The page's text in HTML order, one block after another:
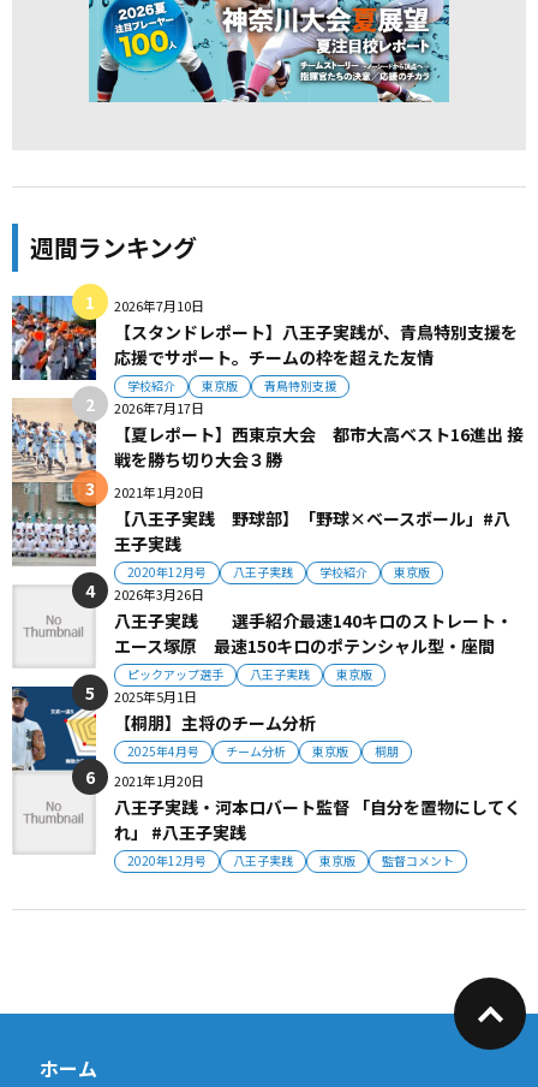
週間ランキング
2026年7月10日
【スタンドレポート】八王子実践が、青鳥特別支援を
応援でサポート。チームの枠を超えた友情
学校紹介 東京版 青鳥特別支援
2026年7月17日
【夏レポート】西東京大会 都市大高ベスト16進出 接
戦を勝ち切り大会３勝
2021年1月20日
【八王子実践 野球部】「野球×ベースボール」#八
王子実践
2020年12月号 八王子実践 学校紹介 東京版
2026年3月26日
八王子実践 選手紹介最速140キロのストレート・
エース塚原 最速150キロのポテンシャル型・座間
ピックアップ選手 八王子実践 東京版
2025年5月1日
【桐朋】主将のチーム分析
2025年4月号 チーム分析 東京版 桐朋
2021年1月20日
八王子実践・河本ロバート監督 「自分を置物にしてく
れ」 #八王子実践
2020年12月号 八王子実践 東京版 監督コメント
ホーム